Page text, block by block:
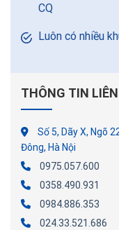
CQ
Luôn có nhiều
THÔNG TIN
Số 5, Dãy X, Ngõ
Đông, Hà Nội
0975.057.600
0358.490.931
0984.886.353
024.33.521.686